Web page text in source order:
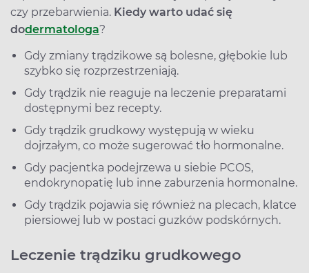
czy przebarwienia. Kiedy warto udać się
dodermatologa?
Gdy zmiany trądzikowe są bolesne, głębokie lub
szybko się rozprzestrzeniają.
Gdy trądzik nie reaguje na leczenie preparatami
dostępnymi bez recepty.
Gdy trądzik grudkowy występują w wieku
dojrzałym, co może sugerować tło hormonalne.
Gdy pacjentka podejrzewa u siebie PCOS,
endokrynopatię lub inne zaburzenia hormonalne.
Gdy trądzik pojawia się również na plecach, klatce
piersiowej lub w postaci guzków podskórnych.
Leczenie trądziku grudkowego